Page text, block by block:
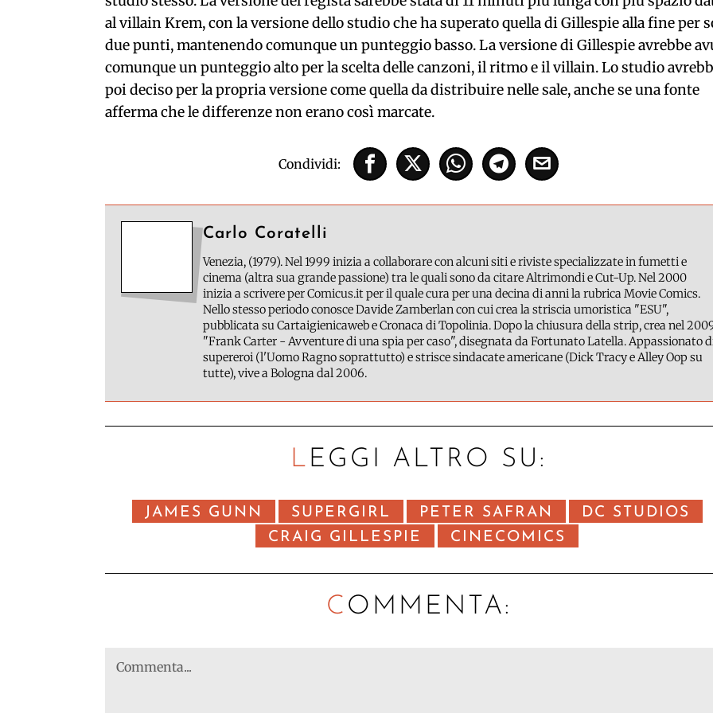
al villain Krem, con la versione dello studio che ha superato quella di Gillespie alla fine per
due punti, mantenendo comunque un punteggio basso. La versione di Gillespie avrebbe
comunque un punteggio alto per la scelta delle canzoni, il ritmo e il villain. Lo studio
poi deciso per la propria versione come quella da distribuire nelle sale, anche se una fonte
afferma che le differenze non erano così marcate.
Condividi:
Carlo Coratelli
Venezia, (1979). Nel 1999 inizia a collaborare con alcuni siti e riviste specializzate in fumetti e
cinema (altra sua grande passione) tra le quali sono da citare Altrimondi e Cut-Up. Nel 2000
inizia a scrivere per Comicus.it per il quale cura per una decina di anni la rubrica Movie Comics.
Nello stesso periodo conosce Davide Zamberlan con cui crea la striscia umoristica "ESU",
pubblicata su Cartaigienicaweb e Cronaca di Topolinia. Dopo la chiusura della strip, crea nel
"Frank Carter - Avventure di una spia per caso", disegnata da Fortunato Latella. Appassionato
supereroi (l'Uomo Ragno soprattutto) e strisce sindacate americane (Dick Tracy e Alley Oop su
tutte), vive a Bologna dal 2006.
LEGGI ALTRO SU:
JAMES GUNN SUPERGIRL PETER SAFRAN
DC STUDIOS
CRAIG GILLESPIE
CINECOMICS
C OMMENTA: